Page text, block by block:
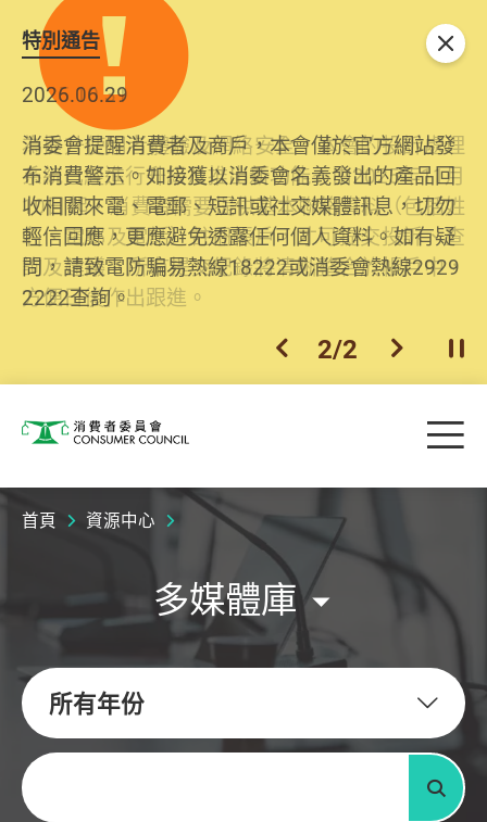
特別通告
2026.06.29
消委會提醒消費者及商戶，本會僅於官方網站發
布消費警示。如接獲以消委會名義發出的產品回
收相關來電、電郵、短訊或社交媒體訊息，切勿
輕信回應，更應避免透露任何個人資料。如有疑
問，請致電防騙易熱線18222或消委會熱線2929
2222查詢。
2025.10.31
為提升使用者體驗及網絡安全，本會的投訴處理
系統已經進行升級及推出新功能。由2025年11月
10日起，消費者需要提供基本聯絡資料（包括姓
名、電郵及電話）註冊帳戶，才可提交投訴、查
詢及建議。所有提交紀錄將清晰整合於帳戶中，
方便日後作出跟進。
上一個
2/2 下一個開
關閉
消費者委員會 目
首頁 資源中心
多媒體庫
所有年份
關鍵字
搜尋